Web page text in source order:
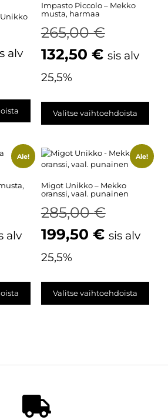
alv
Impasto Piccolo – Mekko
musta, harmaa
265,00€
132,50 € sis alv
25,5%
Valitse vaihtoehdoista
Ale!
alv
Ale!
Migot Unikko – Mekko
oranssi, vaal. punainen
285,00€
199,50 € sis alv
25,5%
Valitse vaihtoehdoista